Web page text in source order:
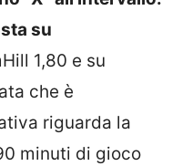
su
1,80 e su
che è
riguarda la
minuti di gioco